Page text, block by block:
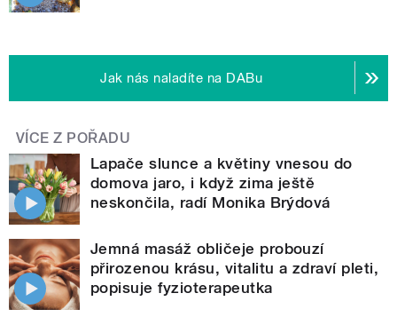
Jak nás naladíte na DABu
VÍCE Z POŘADU
Lapače slunce a květiny vnesou do
domova jaro, i když zima ještě
neskončila, radí Monika Brýdová
Jemná masáž obličeje probouzí
přirozenou krásu, vitalitu a zdraví pleti,
popisuje fyzioterapeutka